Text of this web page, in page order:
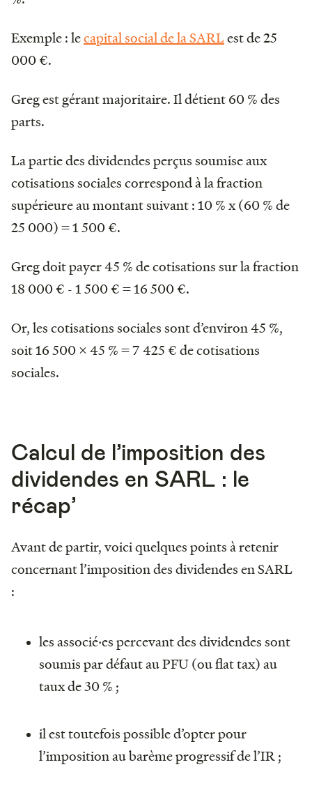
Exemple : lecapital social de la SARLest de 25
000 €.
Greg est gérant majoritaire. Il détient 60 % des
parts.
La partie des dividendes perçus soumise aux
cotisations sociales correspond à la fraction
supérieure au montant suivant : 10 % x (60 % de
25 000) = 1 500 €.
Greg doit payer 45 % de cotisations sur la fraction
18 000 € - 1 500 € = 16 500 €.
Or, les cotisations sociales sont d’environ 45 %,
soit 16 500 x 45 % = 7 425 € de cotisations
sociales.
Calcul de l’imposition des
dividendes en SARL : le
récap’
Avant de partir, voici quelques points à retenir
concernant l’imposition des dividendes en SARL
:
les associé‧es percevant des dividendes sont
soumis par défaut au PFU (ou flat tax) au
taux de 30 % ;
il est toutefois possible d’opter pour
l’imposition au barème progressif de l’IR ;